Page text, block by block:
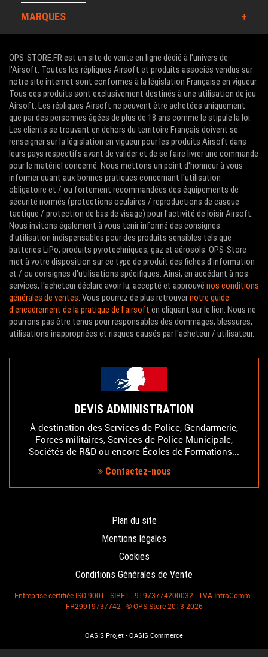
MARQUES
OPS-STORE.FR est un site de vente en ligne dédié à l'univers de
l'Airsoft. Toutes les répliques Airsoft et produits associés vendus sur
notre site internet sont conformes à la législation Française en vigueur.
Tous ces produits sont exclusivement destinés à une utilisation de jeu
Airsoft. Les répliques Airsoft ne peuvent être achetées uniquement
que par des personnes âgées de plus de 18 ans comme le stipule la loi.
Les clients se trouvant en dehors du territoire Français doivent se
renseigner sur la législation en vigueur pour les produits Airsoft dans
leurs pays respectifs avant de valider et de se faire livrer une commande
pour le matériel concerné. Nous mettons un point d'honneur à vous
informer quant aux bonnes pratiques concernant l'utilisation
obligatoire et / ou fortement recommandées des équipements de
sécurité normés (protections oculaires / reproductions de casque
tactique / protection de bas de visage) pour l'activité de loisir Airsoft.
Nous invitons également à vous tenir informé des consignes
d'utilisation indispensables pour des produits sensibles tels que :
batteries LiPo, produits pyrotechniques, gaz et aérosols. OPS-Store
met à votre disposition sur ce type de produit des fiches d'information
et / ou consignes d'utilisations spécifiques. Ainsi, en accédant à nos
services, l'acheteur déclare avoir lu, accepté et approuvé nos conditions
générales de ventes. Vous pourrez de plus retrouvernotre guide
d'encadrement de la pratique de l'airsoft en cliquant sur le lien. Nous ne
pourrons pas être tenus pour responsables des dommages, blessures,
utilisations inappropriées et risques causés par l'acheteur / utilisateur.
DEVIS ADMINISTRATION
À destination des Services de Police, Gendarmerie,
Forces militaires, Services de Police Municipale,
Sociétés de R&D ou encore Écoles de Formations...
Contactez-nous
Plan du site
Mentions légales
Cookies
Conditions Générales de Vente
Entreprise certifiée ISO 9001 - SIRET : 91973774200032 - TVA IntraComm :
FR29919737742 - © OPS Store 2013-2026
OASIS Projet - OASIS Commerce